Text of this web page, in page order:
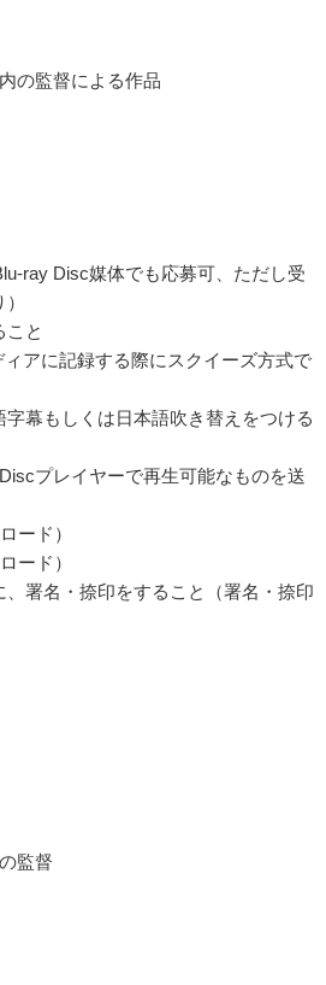
の監督による作品
ray Disc媒体でも応募可、ただし受
と
アに記録する際にスクイーズ方式で
幕もしくは日本語吹き替えをつける
プレイヤーで再生可能なものを送
ード）
ード）
署名・捺印をすること（署名・捺印
監督